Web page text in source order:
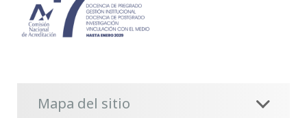
Mapa del sitio